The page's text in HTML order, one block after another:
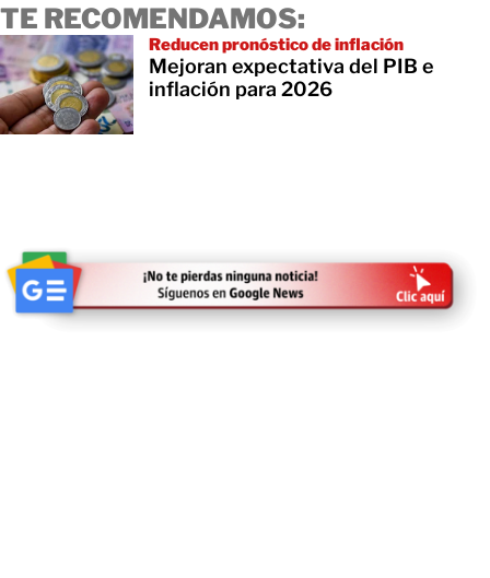
TE RECOMENDAMOS:
Reducen pronóstico de inflación
Mejoran expectativa del PIB e
inflación para 2026